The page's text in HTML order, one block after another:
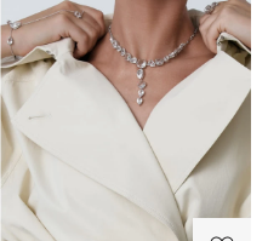
Кольцо из серебра
Кристалл
11 920 ₽